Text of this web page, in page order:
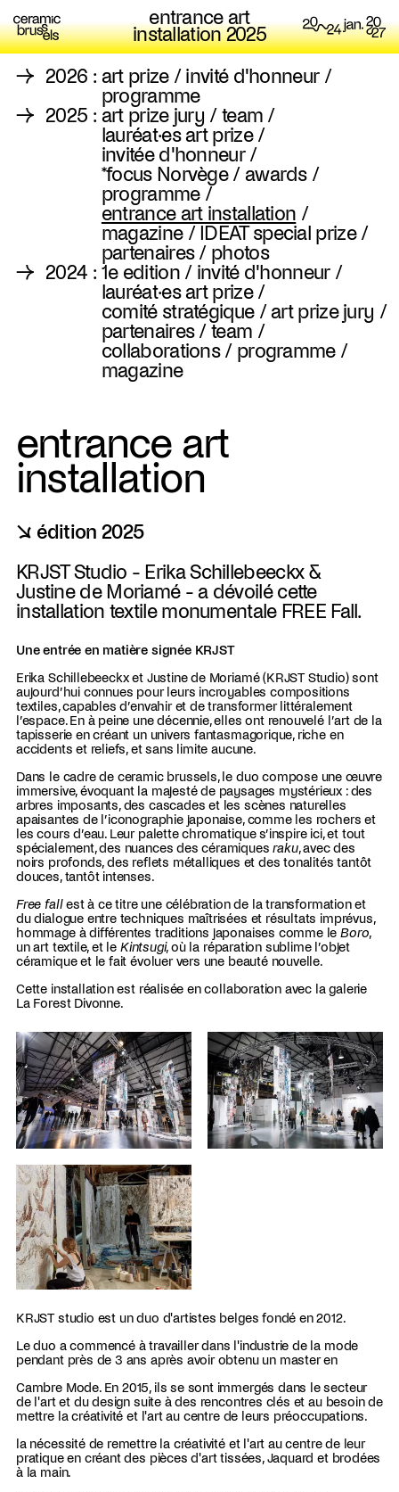
entrance art
installation 2025
→ 2026 : art prize/ invité d'honneur/
programme
→ 2025 : art prize jury / team /
lauréat·es art prize/
invitée d'honneur/
*focus Norvège/ awards/
programme/
entrance art installation /
magazine/ IDEAT special prize/
partenaires/ photos
→ 2024 : 1e edition/ invité d'honneur/
lauréat·es art prize/
comité stratégique/art prize jury /
partenaires/team /
collaborations/ programme/
magazine
entrance art
installation
↘ édition 2025
KRJST Studio - Erika Schillebeeckx &
Justine de Moriamé - a dévoilé cette
installation textile monumentale FREE Fall.
Une entrée en matière signée KRJST
Erika Schillebeeckx et Justine de Moriamé (KRJST Studio) sont
aujourd’hui connues pour leurs incroyables compositions
textiles, capables d’envahir et de transformer littéralement
l’espace. En à peine une décennie, elles ont renouvelé l’art de la
tapisserie en créant un univers fantasmagorique, riche en
accidents et reliefs, et sans limite aucune.
Dans le cadre de ceramic brussels, le duo compose une œuvre
immersive, évoquant la majesté de paysages mystérieux : des
arbres imposants, des cascades et les scènes naturelles
apaisantes de l’iconographie japonaise, comme les rochers et
les cours d’eau. Leur palette chromatique s’inspire ici, et tout
spécialement, des nuances des céramiquesraku, avec des
noirs profonds, des reflets métalliques et des tonalités tantôt
douces, tantôt intenses.
Free fallest à ce titre une célébration de la transformation et
du dialogue entre techniques maîtrisées et résultats imprévus,
hommage à différentes traditions japonaises comme leBoro,
un art textile, et le Kintsugi, où la réparation sublime l’objet
céramique et le fait évoluer vers une beauté nouvelle.
Cette installation est réalisée en collaboration avec la galerie
La Forest Divonne.
KRJST studio est un duo d'artistes belges fondé en 2012.
Le duo a commencé à travailler dans l'industrie de la mode
pendant près de 3 ans après avoir obtenu un master en
Cambre Mode. En 2015, ils se sont immergés dans le secteur
de l'art et du design suite à des rencontres clés et au besoin de
mettre la créativité et l'art au centre de leurs préoccupations.
la nécessité de remettre la créativité et l'art au centre de leur
pratique en créant des pièces d'art tissées, Jaquard et brodées
à la main.